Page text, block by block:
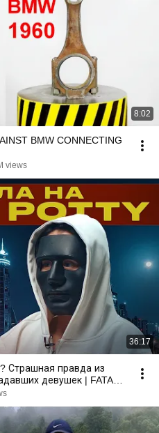
8:02
BMW CONNECTING
views
36:17
Страшная правда из
девушек | FATA